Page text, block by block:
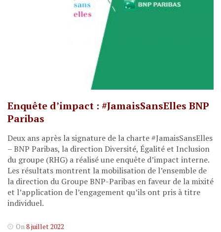
Enquête d’impact : #JamaisSansElles BNP
Paribas
Deux ans après la signature de la charte #JamaisSansElles
– BNP Paribas, la direction Diversité, Égalité et Inclusion
du groupe (RHG) a réalisé une enquête d’impact interne.
Les résultats montrent la mobilisation de l’ensemble de
la direction du Groupe BNP-Paribas en faveur de la mixité
et l’application de l’engagement qu’ils ont pris à titre
individuel.
On8 juillet 2022